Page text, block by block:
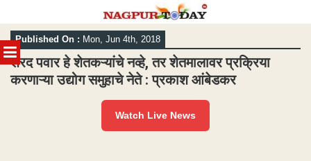
MENU
Skip
to
content
Published On : Mon, Jun 4th, 2018
शरद पवार हे शेतकऱ्यांचे नव्हे, तर शेतमालावर प्रक्रिया
करणाऱ्या उद्योग समुहाचे नेते : प्रकाश आंबेडकर
Watch Live News